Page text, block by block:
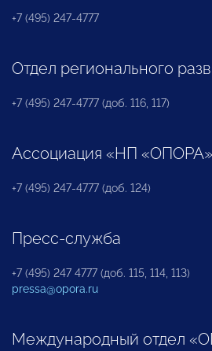
+7 (495) 247-4777
Отдел регионального
+7 (495) 247-4777 (доб. 116, 117)
Ассоциация «НП «ОПОРА»
+7 (495) 247-4777 (доб. 124)
Пресс-служба
+7 (495) 247 4777 (доб. 115, 114, 113)
pressa@opora.ru
Международный отдел